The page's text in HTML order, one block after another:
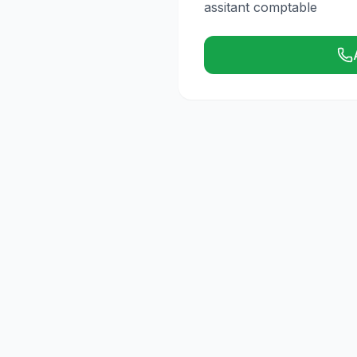
assitant comptable